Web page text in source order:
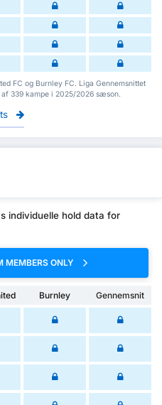
FC og Burnley FC. Liga Gennemsnittet
339 kampe i 2025/2026 sæson.
individuelle hold data for
MEMBERS ONLY
Burnley
Gennemsnit